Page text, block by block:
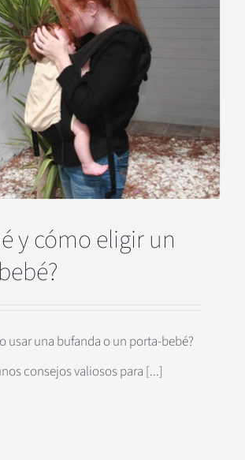
y cómo eligir un
usar una bufanda o un porta-bebé?
consejos valiosos para [...]